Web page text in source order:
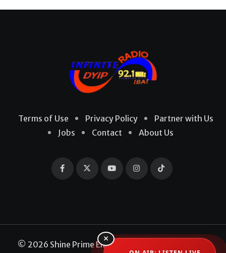
Terms of Use Privacy Policy
Partner with Us
Jobs
Contact About Us
© 2026 Shine Prime Entertainment Production. All
×